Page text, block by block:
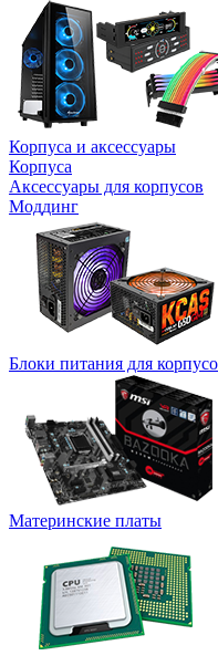
Корпуса и аксессуары
Корпуса
Аксессуары для корпусов
Моддинг
Блоки питания для
Материнские платы